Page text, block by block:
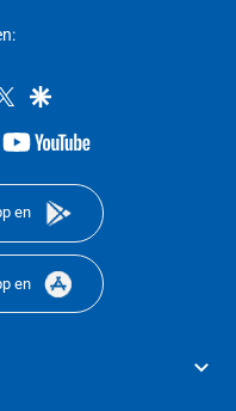
twittergoogle
youtube-
en
en